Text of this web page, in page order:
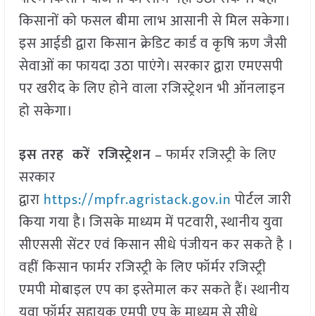
किसानों को फसल बीमा लाभ आसानी से मिल सकेगा।
इस आईडी द्वारा किसान क्रेडिट कार्ड व कृषि ऋण जैसी
सेवाओं का फायदा उठा पाएंगे। सरकार द्वारा एमएसपी
पर खरीद के लिए होने वाला रजिस्ट्रेशन भी ऑनलाइन
हो सकेगा।
इस तरह करें रजिस्ट्रेशन – फार्मर रजिस्ट्री के लिए
सरकार
द्वारा https://mpfr.agristack.gov.inपोर्टल जारी
किया गया है। जिसके माध्यम में पटवारी, स्थानीय युवा
सीएससी सेंटर एवं किसान सीधे पंजीयन कर सकते है ।
वहीं किसान फार्मर रजिस्ट्री के लिए फॉर्मर रजिस्ट्री
एमपी मोबाइल एप का इस्तेमाल कर सकते हैं। स्थानीय